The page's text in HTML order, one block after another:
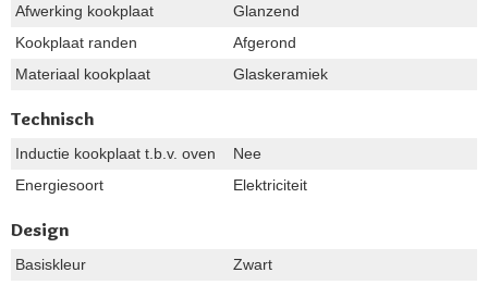
Afwerking kookplaat
Glanzend
Kookplaat randen
Afgerond
Materiaal kookplaat
Glaskeramiek
Technisch
Inductie kookplaat t.b.v. oven
Nee
Energiesoort
Elektriciteit
Design
Basiskleur
Zwart